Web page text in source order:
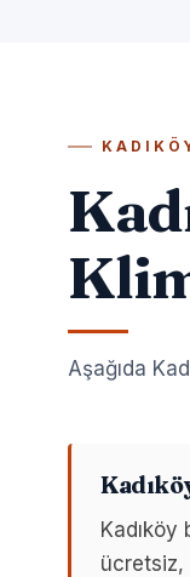
Aşağıda
ücretsiz,